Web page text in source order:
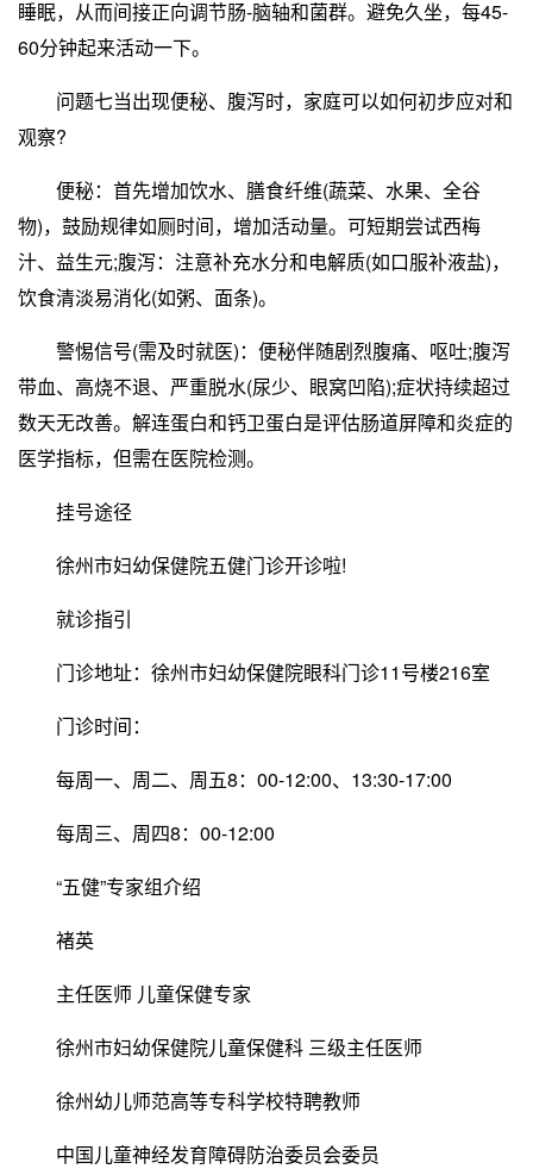
睡眠，从而间接正向调节肠-脑轴和菌群。避免久坐，每45-
60分钟起来活动一下。
问题七当出现便秘、腹泻时，家庭可以如何初步应对和
观察?
便秘：首先增加饮水、膳食纤维(蔬菜、水果、全谷
物)，鼓励规律如厕时间，增加活动量。可短期尝试西梅
汁、益生元;腹泻：注意补充水分和电解质(如口服补液盐)，
饮食清淡易消化(如粥、面条)。
警惕信号(需及时就医)：便秘伴随剧烈腹痛、呕吐;腹泻
带血、高烧不退、严重脱水(尿少、眼窝凹陷);症状持续超过
数天无改善。解连蛋白和钙卫蛋白是评估肠道屏障和炎症的
医学指标，但需在医院检测。
挂号途径
徐州市妇幼保健院五健门诊开诊啦!
就诊指引
门诊地址：徐州市妇幼保健院眼科门诊11号楼216室
门诊时间：
每周一、周二、周五8：00-12:00、13:30-17:00
每周三、周四8：00-12:00
“五健”专家组介绍
褚英
主任医师 儿童保健专家
徐州市妇幼保健院儿童保健科 三级主任医师
徐州幼儿师范高等专科学校特聘教师
中国儿童神经发育障碍防治委员会委员